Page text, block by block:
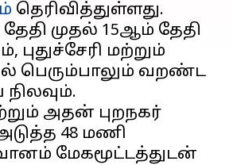
தெரிவித்துள்ளது.
முதல் 15ஆம் தேதி
புதுச்சேரி மற்றும்
பெரும்பாலும் வறண்ட
அதன் புறநகர்
48 மணி
மேகமூட்டத்துடன்